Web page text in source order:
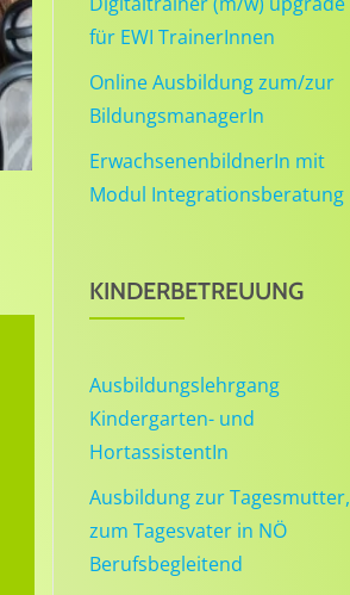
für EWI TrainerInnen
Online Ausbildung zum/zur
BildungsmanagerIn
ErwachsenenbildnerIn mit
Modul Integrationsberatung
KINDERBETREUUNG
Ausbildungslehrgang
Kindergarten- und
HortassistentIn
Ausbildung zur Tagesmutter,
zum Tagesvater in NÖ
Berufsbegleitend